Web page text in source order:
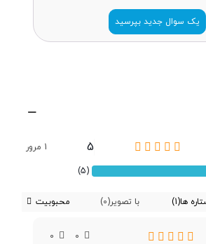
Core i3
4.1GHz
6 مگابایت
یک سوال جدید بپرسید
5
1 مرور
(5)
ها(1) با تصویر(0) محبوبیت
0
0